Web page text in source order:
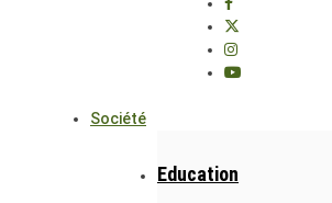
Société
Education